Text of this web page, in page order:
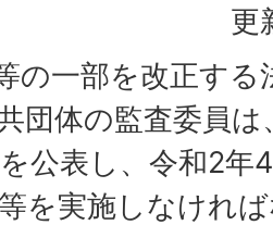
更
の一部を改正する
団体の監査委員
公表し、令和2年
を実施しなけれ